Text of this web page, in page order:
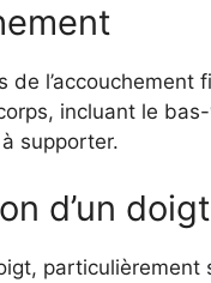
de
incluant le
supporter.
d’un doigt